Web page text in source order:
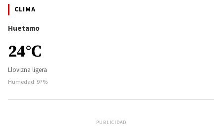
CLIMA
Huetamo
24°C
Llovizna ligera
Humedad: 97%
PUBLICIDAD